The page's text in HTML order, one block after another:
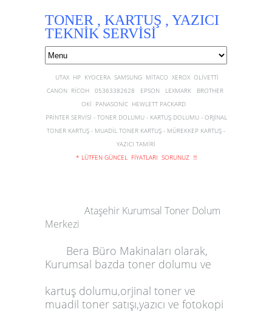
TONER , KARTUŞ , YAZICI
TEKNİK SERVİSİ
UTAX HP KYOCERA SAMSUNG MİTACO XEROX OLİVETTİ
CANON RİCOH 05363382628 EPSON LEXMARK BROTHER
OKİ PANASONİC HEWLETT PACKARD
PRİNTER SERVİSİ - TONER DOLUMU - KARTUŞ DOLUMU - ORJİNAL
TONER KARTUŞ - MUADİL TONER KARTUŞ - MÜREKKEP KARTUŞ -
YAZICI TAMİRİ
* LÜTFEN GÜNCEL FİYATLARI SORUNUZ !!!
Ataşehir Kurumsal Toner Dolum
Merkezi
Bera Büro Makinaları olarak,
Kurumsal bazda toner dolumu ve
kartuş dolumu,orjinal toner ve
muadil toner satışı,yazıcı ve fotokopi